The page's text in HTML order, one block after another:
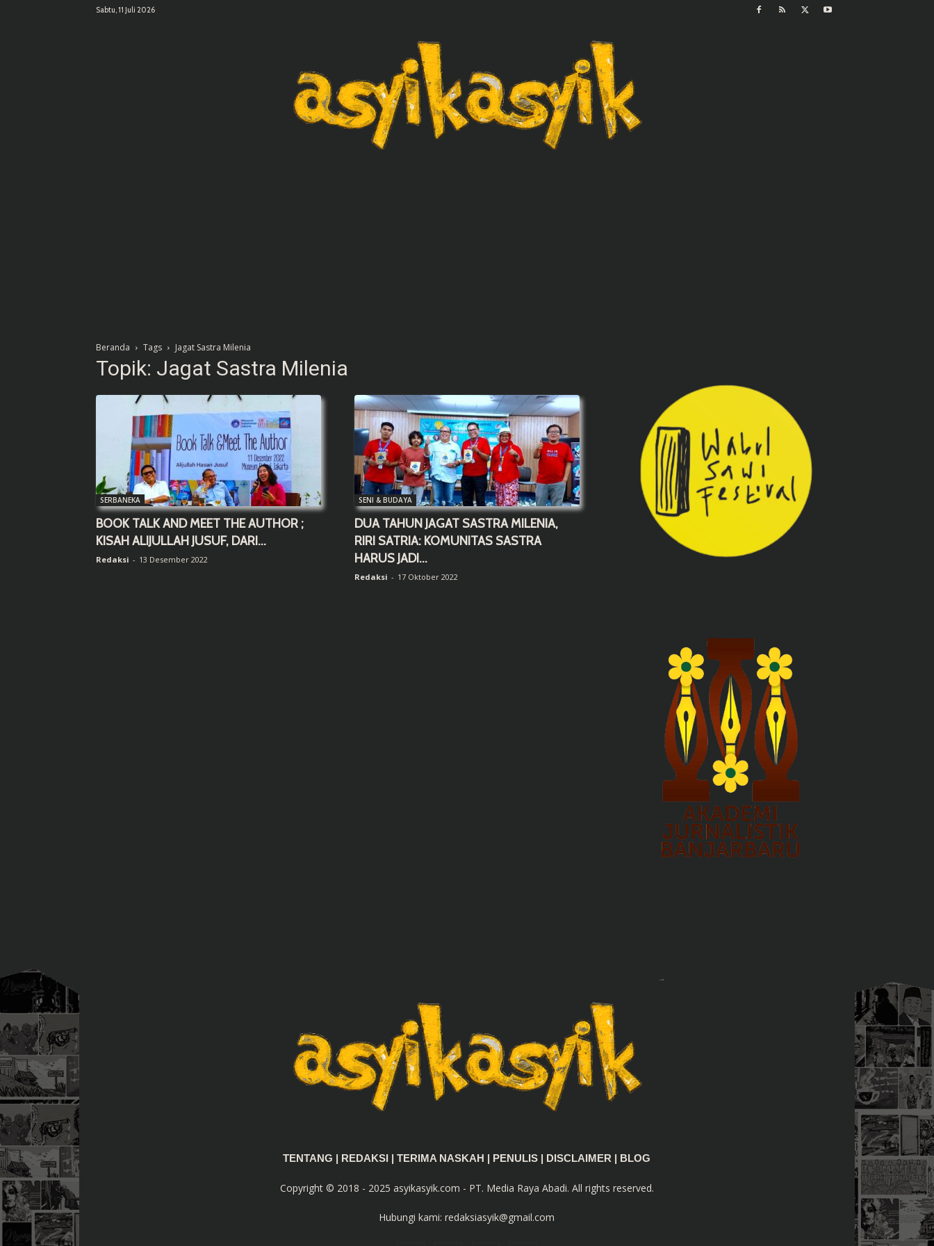
Sabtu, 11 Juli 2026
Beranda Tags Jagat Sastra Milenia
Topik: Jagat Sastra Milenia
SERBANEKA
BOOK TALK AND MEET THE AUTHOR ;
KISAH ALIJULLAH JUSUF, DARI...
Redaksi - 13 Desember 2022
SENI & BUDAYA
DUA TAHUN JAGAT SASTRA MILENIA,
RIRI SATRIA: KOMUNITAS SASTRA
HARUS JADI...
Redaksi - 17 Oktober 2022
TENTANG REDAKSI TERIMA NASKAH PENULIS DISCLAIMER BLOG
Copyright © 2018 - 2025 asyikasyik.com - PT. Media Raya Abadi. All rights reserved.
Hubungi kami:redaksiasyik@gmail.com